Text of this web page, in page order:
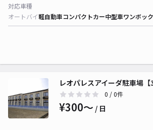
対応車種
オートバイ軽自動車コンパクトカー中型車ワンボッ
レオパレスアイーダ駐車場【
0 / 0件
¥300〜 / 日